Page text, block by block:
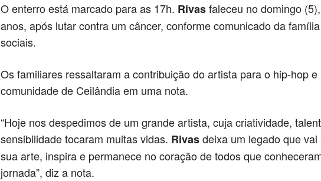
O enterro está marcado para as 17h. Rivasfaleceu no domingo
anos, após lutar contra um câncer, conforme comunicado da
sociais.
Os familiares ressaltaram a contribuição do artista para o hip-hop e
comunidade de Ceilândia em uma nota.
“Hoje nos despedimos de um grande artista, cuja criatividade,
sensibilidade tocaram muitas vidas. Rivasdeixa um legado que vai
sua arte, inspira e permanece no coração de todos que
jornada”, diz a nota.